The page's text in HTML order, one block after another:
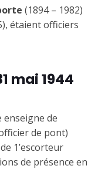
(1894 – 1982)
étaient officiers
mai 1944
enseigne de
de pont)
1’escorteur
de présence en